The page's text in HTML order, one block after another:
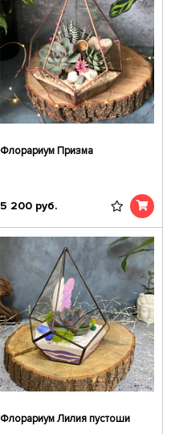
Флорариум Призма
5 200 руб.
Флорариум Лилия пустоши